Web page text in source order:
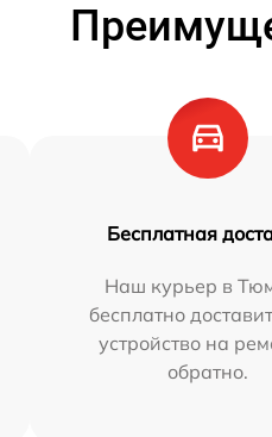
Бесплатная
Наш курьер в
бесплатно
устройство на
обратно.